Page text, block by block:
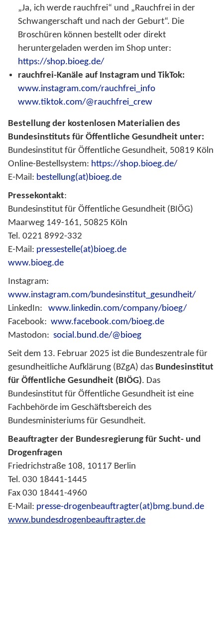
„Ja, ich werde rauchfrei“ und „Rauchfrei in der
Schwangerschaft und nach der Geburt“. Die
Broschüren können bestellt oder direkt
heruntergeladen werden im Shop unter:
https://shop.bioeg.de/
rauchfrei-Kanäle auf Instagram und TikTok:
www.instagram.com/rauchfrei_info
www.tiktok.com/@rauchfrei_crew
Bestellung der kostenlosen Materialien des
Bundesinstituts für Öffentliche Gesundheit unter:
Bundesinstitut für Öffentliche Gesundheit, 50819 Köln
Online-Bestellsystem: https://shop.bioeg.de/
E-Mail: bestellung(at)bioeg.de
Pressekontakt:
Bundesinstitut für Öffentliche Gesundheit (BIÖG)
Maarweg 149-161, 50825 Köln
Tel. 0221 8992-332
E-Mail: pressestelle(at)bioeg.de
www.bioeg.de
Instagram:
www.instagram.com/bundesinstitut_gesundheit/
LinkedIn: www.linkedin.com/company/bioeg/
Facebook: www.facebook.com/bioeg.de
Mastodon: social.bund.de/@bioeg
Seit dem 13. Februar 2025 ist die Bundeszentrale für
gesundheitliche Aufklärung (BZgA) das Bundesinstitut
für Öffentliche Gesundheit (BIÖG). Das
Bundesinstitut für Öffentliche Gesundheit ist eine
Fachbehörde im Geschäftsbereich des
Bundesministeriums für Gesundheit.
Beauftragter der Bundesregierung für Sucht- und
Drogenfragen
Friedrichstraße 108, 10117 Berlin
Tel. 030 18441-1445
Fax 030 18441-4960
E-Mail: presse-drogenbeauftragter(at)bmg.bund.de
www.bundesdrogenbeauftragter.de